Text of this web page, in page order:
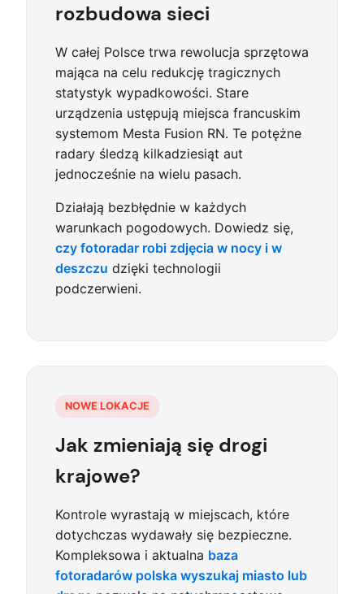
rozbudowa sieci
W całej Polsce trwa rewolucja sprzętowa
mająca na celu redukcję tragicznych
statystyk wypadkowości. Stare
urządzenia ustępują miejsca francuskim
systemom Mesta Fusion RN. Te potężne
radary śledzą kilkadziesiąt aut
jednocześnie na wielu pasach.
Działają bezbłędnie w każdych
warunkach pogodowych. Dowiedz się,
czy fotoradar robi zdjęcia w nocy i w
deszczu dzięki technologii
podczerwieni.
NOWE LOKACJE
Jak zmieniają się drogi
krajowe?
Kontrole wyrastają w miejscach, które
dotychczas wydawały się bezpieczne.
Kompleksowa i aktualna baza
fotoradarów polska wyszukaj miasto lub